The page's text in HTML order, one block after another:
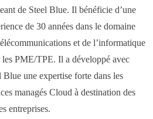
de Steel Blue. Il bénéficie d’une
de 30 années dans le domaine
et de l’informatique
les PME/TPE. Il a développé avec
Blue une expertise forte dans les
managés Cloud à destination des
entreprises.